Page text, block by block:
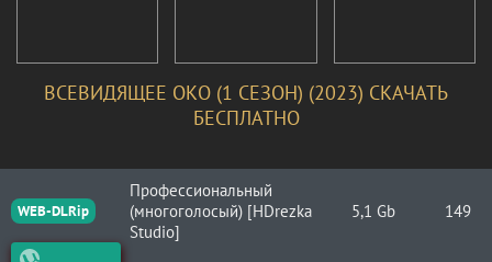
ВСЕВИДЯЩЕЕ ОКО (1 СЕЗОН) (2023) СКАЧАТЬ
БЕСПЛАТНО
WEB-DLRip
Профессиональный
(многоголосый) [HDrezka
Studio]
5,1 Gb 149